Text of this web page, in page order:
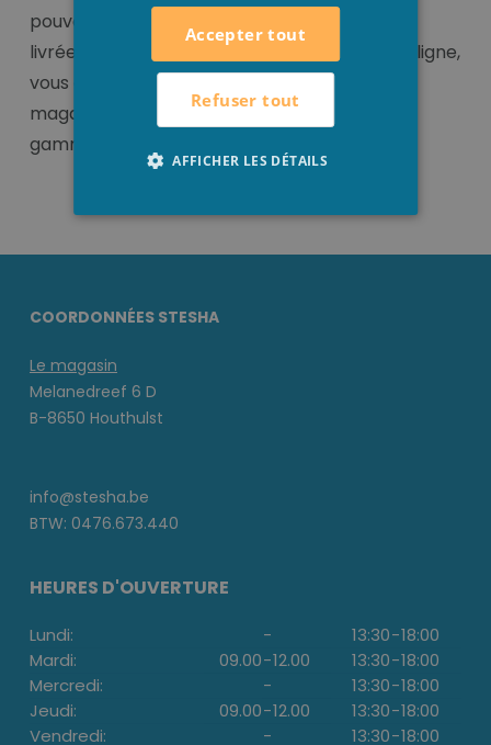
pouvons vous assurez que les manches sont
livrées chez vous. À côté de notre service en ligne,
vous êtes également le bienvenu dans notre
magasin, où vous savez découvrir notre large
gamme et faire du 'vrai' shopping.
COORDONNÉES STESHA
Le magasin
Melanedreef 6 D
B-8650 Houthulst
info@stesha.be
BTW: 0476.673.440
HEURES D'OUVERTURE
Lundi: - 13:30-18:00
Mardi:
09.00-12.00 13:30-18:00
Mercredi:
- 13:30-18:00
Jeudi:
09.00-12.00 13:30-18:00
Vendredi:
- 13:30-18:00
Accepter tout
Refuser tout
AFFICHER LES DÉTAILS